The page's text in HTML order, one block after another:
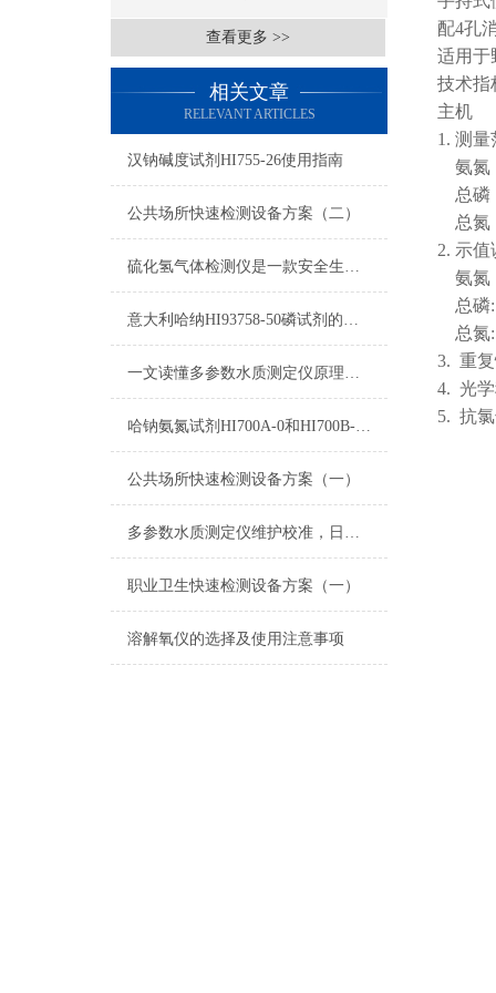
查看更多 >>
相关文章
RELEVANT ARTICLES
汉钠碱度试剂HI755-26使用指南
公共场所快速检测设备方案（二）
硫化氢气体检测仪是一款安全生产的重要监测仪表
意大利哈纳HI93758-50磷试剂的区别
一文读懂多参数水质测定仪原理：COD、氨氮、总磷同步检测技术解析
哈钠氨氮试剂HI700A-0和HI700B-0使用方法
公共场所快速检测设备方案（一）
多参数水质测定仪维护校准，日常清洁光路校准耗材更换故障排查方法
职业卫生快速检测设备方案（一）
溶解氧仪的选择及使用注意事项
配4孔
适用于
技术指
主机
1. 测
氨氮
总磷
总氮
2. 示值
氨氮
总磷:
总氮:
3. 重
4. 光学
5. 抗